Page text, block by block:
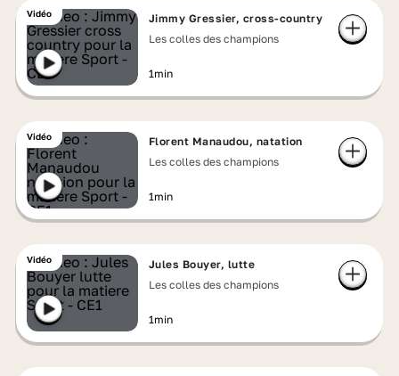
Vidéo
Jimmy Gressier, cross-country
Les colles des champions
1min
Vidéo
Florent Manaudou, natation
Les colles des champions
1min
Vidéo
Jules Bouyer, lutte
Les colles des champions
1min